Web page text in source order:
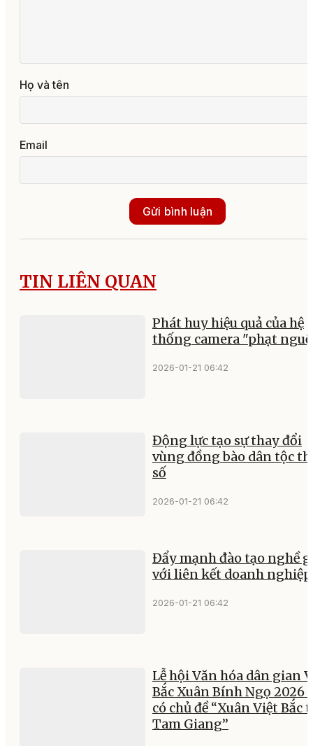
Họ và tên
Email
Gửi bình luận
TIN LIÊN QUAN
Phát huy hiệu quả của hệ
thống camera "phạt
2026-01-21 06:42
Động lực tạo sự thay đổi
vùng đồng bào dân tộc
số
2026-01-21 06:42
Đẩy mạnh đào tạo nghề
với liên kết doanh nghiệp
2026-01-21 06:42
Lễ hội Văn hóa dân gian
Bắc Xuân Bính Ngọ 2026
có chủ đề “Xuân Việt Bắc
Tam Giang”